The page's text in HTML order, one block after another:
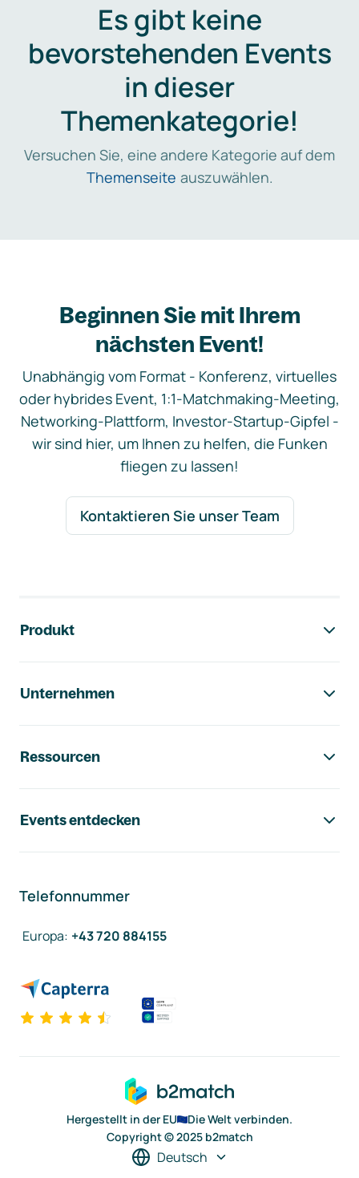
Es gibt keine
bevorstehenden Events
in dieser
Themenkategorie!
Versuchen Sie, eine andere Kategorie auf dem
Themenseite auszuwählen.
Beginnen Sie mit Ihrem
nächsten Event!
Unabhängig vom Format - Konferenz, virtuelles
oder hybrides Event, 1:1-Matchmaking-Meeting,
Networking-Plattform, Investor-Startup-Gipfel -
wir sind hier, um Ihnen zu helfen, die Funken
fliegen zu lassen!
Kontaktieren Sie unser Team
Produkt
Unternehmen
Ressourcen
Events entdecken
Telefonnummer
Europa: +43 720 884155
Hergestellt in der EU
Die Welt verbinden.
Copyright © 2025 b2match
Deutsch